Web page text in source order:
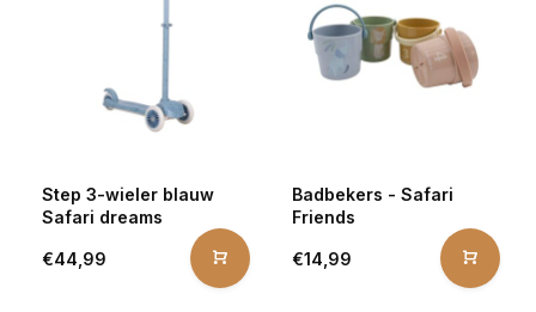
Step 3-wieler blauw
Safari dreams
€44,99
Badbekers - Safari
Friends
€14,99